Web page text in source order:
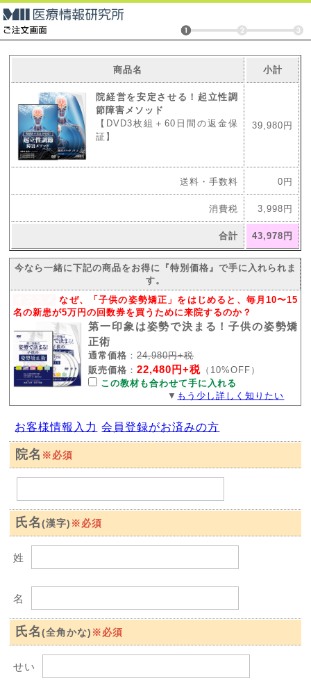
商品名 小計
院経営を安定させる！起立性調
節障害メソッド
【DVD3枚組＋60日間の返金保
証】
39,980円
送料・手数料 0円
消費税 3,998円
合計 43,978円
今なら一緒に下記の商品をお得に『特別価格』で手に入れられま
す。
なぜ、「子供の姿勢矯正」をはじめると、毎月10〜15
名の新患が5万円の回数券を買うために来院するのか？
第一印象は姿勢で決まる！子供の姿勢矯
正術
通常価格 ：24,980円+税
販売価格 ：22,480円+税 （10%OFF）
この教材も合わせて手に入れる
▼ もう少し詳しく知りたい
お客様情報入力 会員登録がお済みの方
院名 ※必須
氏名(漢字) ※必須
姓
名
氏名(全角かな) ※必須
せい